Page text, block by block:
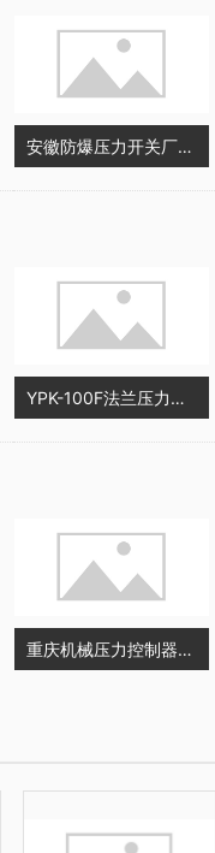
安徽防爆压力开关厂家报价
YPK-100F法兰压力开关咨询问价
重庆机械压力控制器价格